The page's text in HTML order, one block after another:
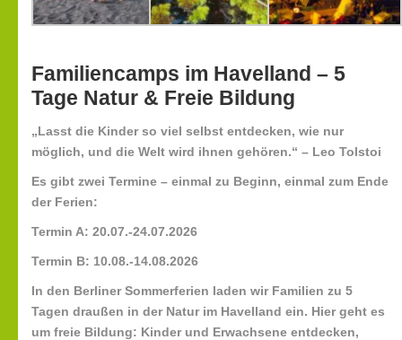
Familiencamps im Havelland – 5
Tage Natur & Freie Bildung
„Lasst die Kinder so viel selbst entdecken, wie nur
möglich, und die Welt wird ihnen gehören.“ – Leo Tolstoi
Es gibt zwei Termine – einmal zu Beginn, einmal zum Ende
der Ferien:
Termin A: 20.07.-24.07.2026
Termin B: 10.08.-14.08.2026
In den Berliner Sommerferien laden wir Familien zu 5
Tagen draußen in der Natur im Havelland ein. Hier geht es
um freie Bildung: Kinder und Erwachsene entdecken,